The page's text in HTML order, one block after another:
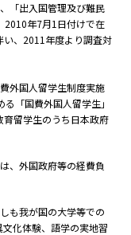
「出入国管理及び難民
2010年7月1日付けで在
、 2011 年度より調査対
外国人留学生制度実施
「国費外国人留学生」
留学生のうち日本政府
、外国政府等の経費負
も我が国の大学等での
化体験、語学の実地習